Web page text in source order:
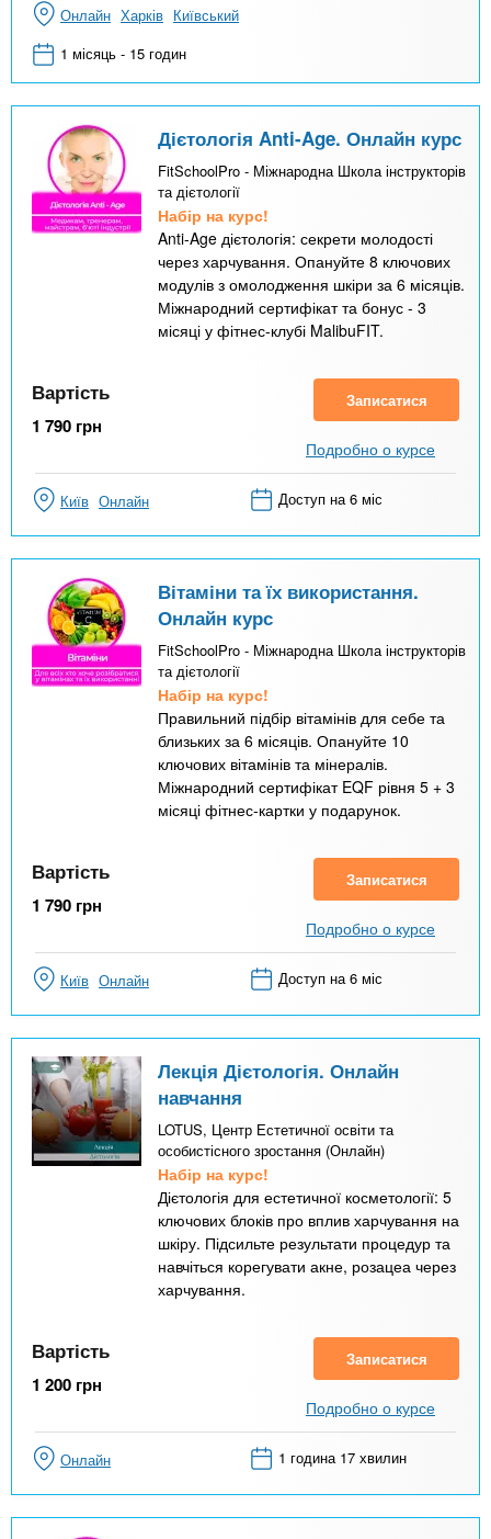
Онлайн Харків Київський
1 місяць - 15 годин
Дієтологія Anti-Age. Онлайн курс
FitSchoolPro - Міжнародна Школа інструкторів
та дієтології
Набір на курс!
Anti-Age дієтологія: секрети молодості
через харчування. Опануйте 8 ключових
модулів з омолодження шкіри за 6 місяців.
Міжнародний сертифікат та бонус - 3
місяці у фітнес-клубі MalibuFIT.
Вартість
1 790 грн
Записатися
Подробно о курсе
Київ Онлайн Доступ на 6 міс
Вітаміни та їх використання.
Онлайн курс
FitSchoolPro - Міжнародна Школа інструкторів
та дієтології
Набір на курс!
Правильний підбір вітамінів для себе та
близьких за 6 місяців. Опануйте 10
ключових вітамінів та мінералів.
Міжнародний сертифікат EQF рівня 5 + 3
місяці фітнес-картки у подарунок.
Вартість
1 790 грн
Записатися
Подробно о курсе
Київ Онлайн Доступ на 6 міс
Лекція Дієтологія. Онлайн
навчання
LOTUS, Центр Естетичної освіти та
особистісного зростання (Онлайн)
Набір на курс!
Дієтологія для естетичної косметології: 5
ключових блоків про вплив харчування на
шкіру. Підсильте результати процедур та
навчіться корегувати акне, розацеа через
харчування.
Вартість
1 200 грн
Записатися
Подробно о курсе
Онлайн 1 година 17 хвилин